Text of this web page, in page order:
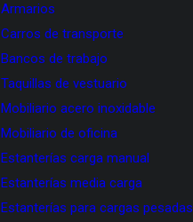
Armarios
Carros de transporte
Bancos de trabajo
Taquillas de vestuario
Mobiliario acero inoxidable
Mobiliario de oficina
Estanterías carga manual
Estanterías media carga
Estanterías para cargas pesadas